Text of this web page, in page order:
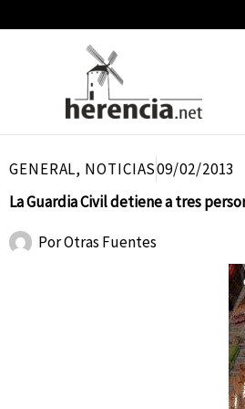
GENERAL, NOTICIAS09/02/2013
La Guardia Civil detiene a tres
PorOtras Fuentes